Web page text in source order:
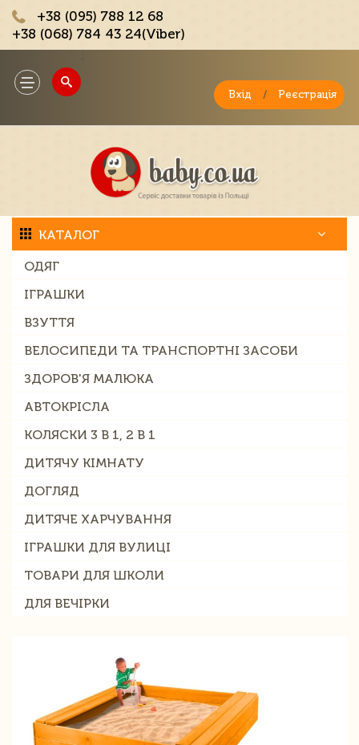
+38 (095) 788 12 68
+38 (068) 784 43 24(Viber)
Toggle
navigation
Вхід / Реєстрація
КАТАЛОГ
ОДЯГ
ІГРАШКИ
ВЗУТТЯ
ВЕЛОСИПЕДИ ТА ТРАНСПОРТНІ ЗАСОБИ
ЗДОРОВ'Я МАЛЮКА
АВТОКРІСЛА
КОЛЯСКИ 3 В 1, 2 В 1
ДИТЯЧУ КІМНАТУ
ДОГЛЯД
ДИТЯЧЕ ХАРЧУВАННЯ
ІГРАШКИ ДЛЯ ВУЛИЦІ
ТОВАРИ ДЛЯ ШКОЛИ
ДЛЯ ВЕЧІРКИ